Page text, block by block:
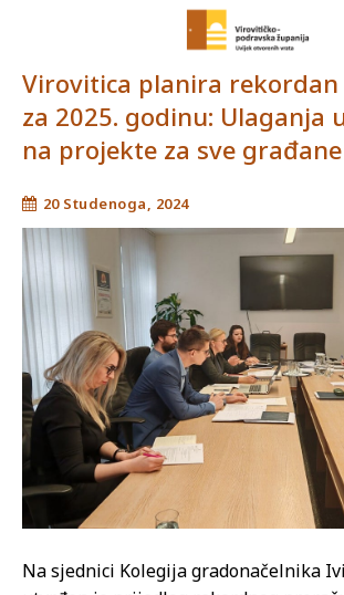
Virovitica planira
za 2025. godinu: Ulaganja
na projekte za sve građane
20 Studenoga, 2024
Na sjednici Kolegija gradonačelnika